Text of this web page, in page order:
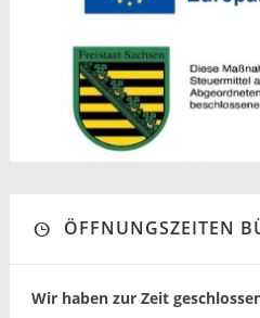
ÖFFNUNGSZEITEN
Wir haben zur Zeit